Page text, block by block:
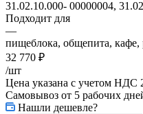
31.02.10.000- 00000004,
Подходит для
—
пищеблока, общепита, кафе,
32 770 ₽
/шт
Цена указана с учетом НДС
Самовывоз от 5 рабочих
Нашли дешевле?